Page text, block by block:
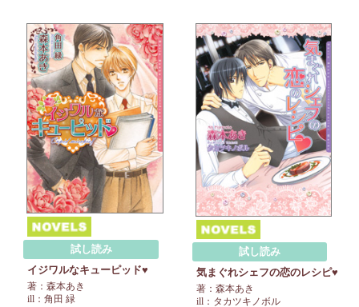
試し読み
イジワルなキューピッド♥
著：森本あき
ill：角田 緑
試し読み
気まぐれシェフの恋のレシピ♥
著：森本あき
ill：タカツキノボル